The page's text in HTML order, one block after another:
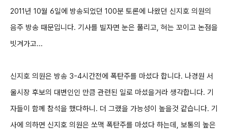
2011년 10월 6일에 방송되었던 100분 토론에 나왔던 신지호 의원의
음주 방송 때문입니다. 기사를 빌자면 눈은 풀리고, 혀는 꼬이고 논점을
빗겨가고...
신지호 의원은 방송 3-4시간전에 폭탄주를 마셨다 합니다. 나경원 서
울시장 후보의 대변인인 만큼 관련된 일로 마셨을거라 생각합니다. 기
자들이 함께 참석을 했다하니. 더 그랬을 가능성이 높을것 같습니다. 기
사에 의하면 신지호 의원은 쏘맥 폭탄주를 마셨다 하는데, 보통의 높은